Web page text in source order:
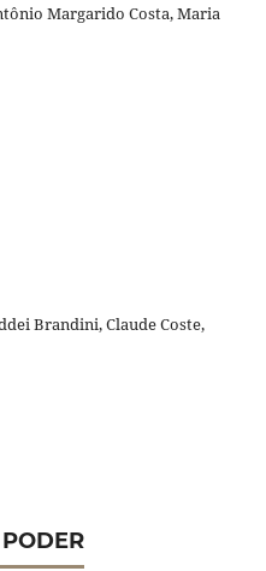
Margarido Costa, Maria
Brandini, Claude Coste,